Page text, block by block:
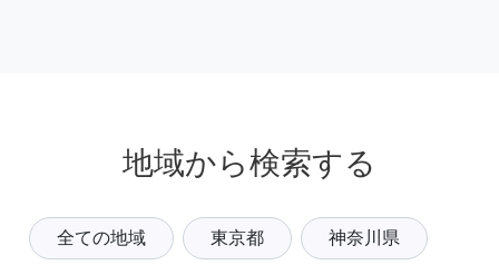
地域から検索する
全ての地域 東京都 神奈川県